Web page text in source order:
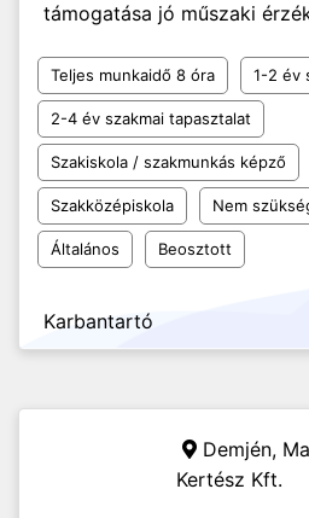
támogatása jó műszaki
Teljes munkaidő 8 óra 1-2 év
2-4 év szakmai tapasztalat
Szakiskola / szakmunkás képző
Szakközépiskola Nem
Általános Beosztott
Karbantartó
Demjén,
Kertész Kft.